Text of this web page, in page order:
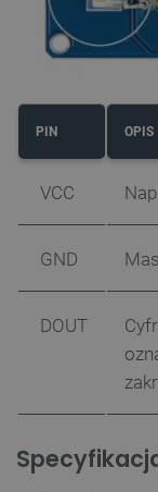
PIN OPIS
VCC
GND
DOUT